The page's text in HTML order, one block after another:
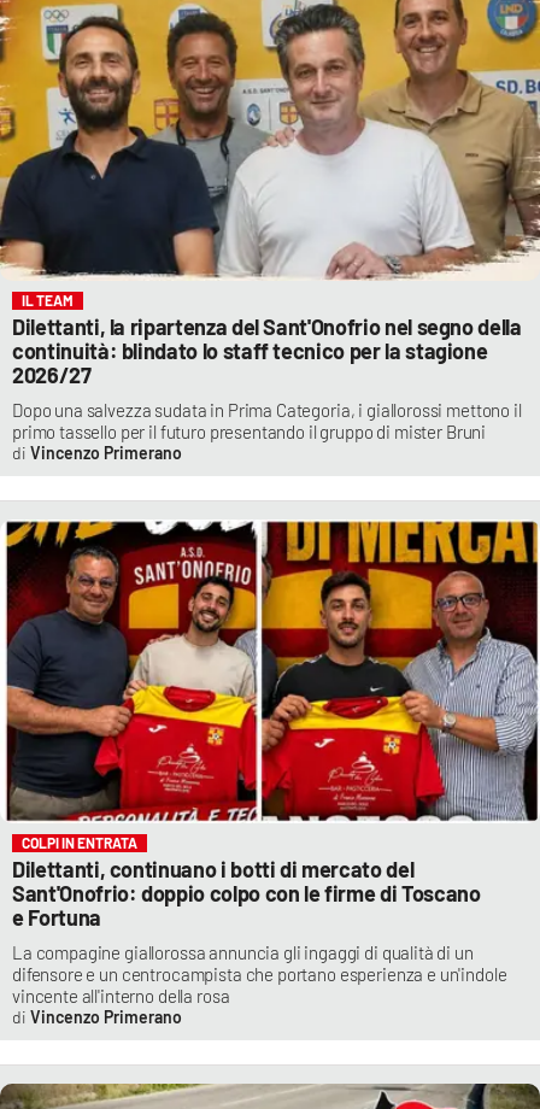
IL TEAM
Dilettanti, la ripartenza del Sant'Onofrio nel segno della
continuità: blindato lo staff tecnico per la stagione
2026/27
Dopo una salvezza sudata in Prima Categoria, i giallorossi mettono il
primo tassello per il futuro presentando il gruppo di mister Bruni
Vincenzo Primerano
COLPI IN ENTRATA
Dilettanti, continuano i botti di mercato del
Sant'Onofrio: doppio colpo con le firme di Toscano
e Fortuna
La compagine giallorossa annuncia gli ingaggi di qualità di un
difensore e un centrocampista che portano esperienza e un'indole
vincente all'interno della rosa
Vincenzo Primerano